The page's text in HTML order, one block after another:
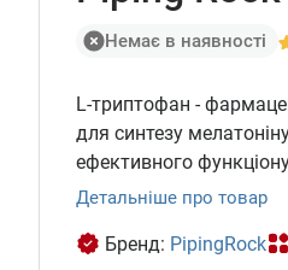
Немає в наявності
L-триптофан -
для синтезу
ефективного
Детальніше про товар
Бренд: PipingRock